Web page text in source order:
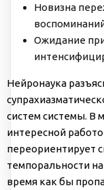
Новизна
Ожидание
Нейронаука
систем системы. В
интересной
переориентирует
темпоральности
время как бы